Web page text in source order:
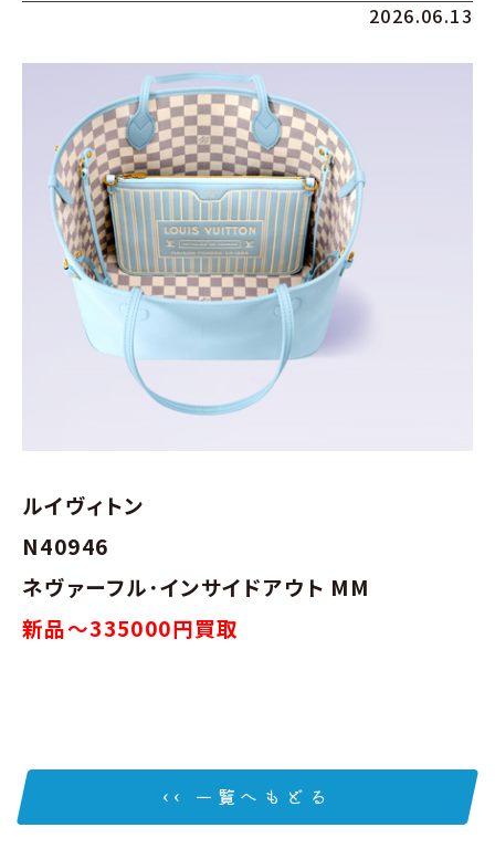
2026.06.13
ルイヴィトン
N40946
ネヴァーフル･インサイドアウト MM
新品～335000円買取
‹‹ 一覧へもどる